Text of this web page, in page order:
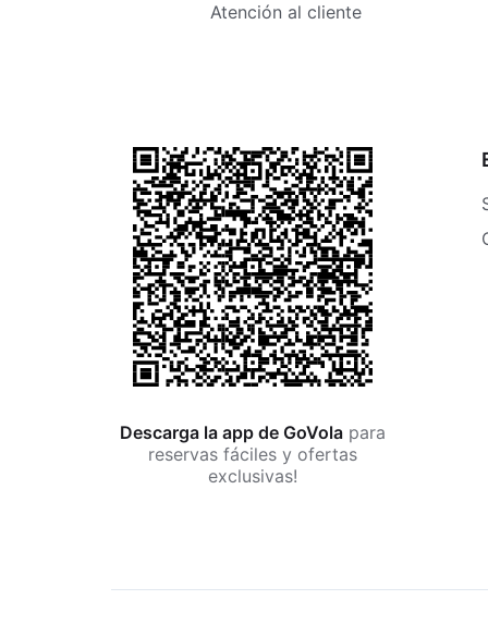
Atención al cliente
Descarga la app de GoVola para
reservas fáciles y ofertas
exclusivas!